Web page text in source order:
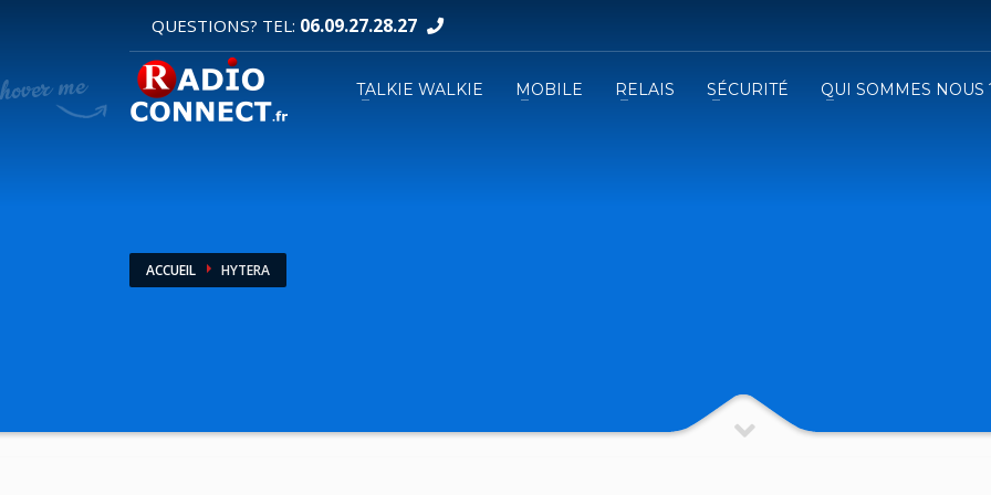
DEMANDE DE DEVIS
1 Sélectionnez vos produits.
QUESTIONS? TEL: 06.09.27.28.27
TALKIE WALKIE MOBILE RELAIS SÉCURITÉ QUI SOMMES NOUS
ACCUEIL HYTERA